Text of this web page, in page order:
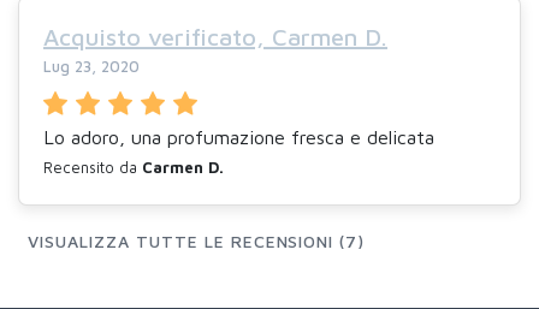
Acquisto verificato, Carmen D.
Lug 23, 2020
Lo adoro, una profumazione fresca e delicata
Recensito da Carmen D.
VISUALIZZA TUTTE LE RECENSIONI (7)